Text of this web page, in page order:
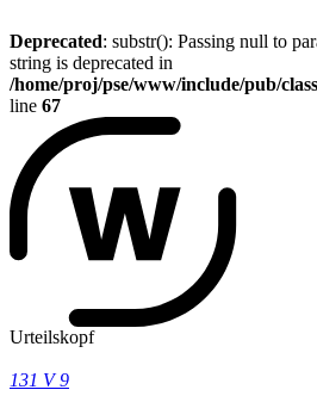
Deprecated: substr(): Passing null to
string is deprecated in
/home/proj/pse/www/include/pub/
line 67
Urteilskopf
131 V 9